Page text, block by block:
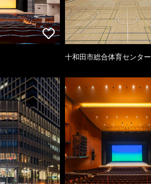
十和田市総合体育センター